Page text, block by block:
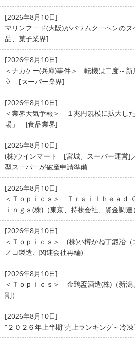
[2026年8月10日]
マリンフード(大阪)がバウムクーヘンの
品、菓子業界]
[2026年8月10日]
＜ナカケー(兵庫)事件＞ 転機は二度～新
立 [スーパー業界]
[2026年8月10日]
＜業界天気予報＞ １兆円規模に拡大し
場」 [食品業界]
[2026年8月10日]
(株)ウインマート [宮城、スーパー運営]
型スーパーが破産申請準備
[2026年8月10日]
＜Ｔｏｐｉｃｓ＞ Ｔｒａｉｌｈｅａｄ
ｉｎｇｓ(株)（東京、持株会社、資金調達）
[2026年8月10日]
＜Ｔｏｐｉｃｓ＞ (株)小樽かね丁鍛冶（
ノコ製造、関連会社再編）
[2026年8月10日]
＜Ｔｏｐｉｃｓ＞ 金鵄盃酒造(株)（新潟
割）
[2026年8月10日]
“２０２６年上半期”売上ランキング～冷